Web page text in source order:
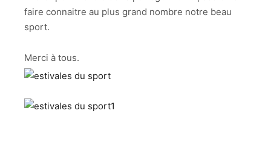
faire connaitre au plus grand nombre notre beau
sport.
Merci à tous.